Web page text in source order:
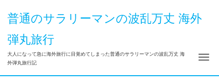
普通のサラリーマンの波乱万丈 海外
弾丸旅行
大人になって急に海外旅行に目覚めてしまった普通のサラリーマンの波乱万丈 海
外弾丸旅行記